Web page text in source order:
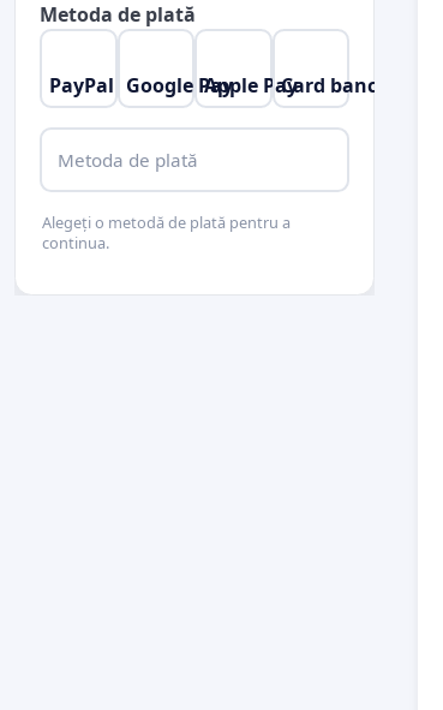
Metoda de plată
PayPal Google PayApple PayCard bancar
Metoda de plată
Alegeți o metodă de plată pentru a
continua.